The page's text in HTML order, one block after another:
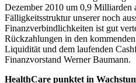
Dezember 2010 um 0,9
Fälligkeitsstruktur unserer noch
Finanzverbindlichkeiten ist gut
Rückzahlungen in den
Liquidität und dem laufenden
Finanzvorstand Werner Baumann.
HealthCare punktet in